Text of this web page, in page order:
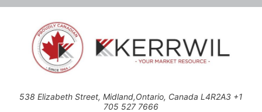
538 Elizabeth Street, Midland,Ontario, Canada L4R2A3 +1
705 527 7666